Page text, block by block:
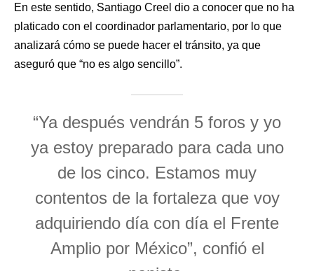
En este sentido, Santiago Creel dio a conocer que no ha
platicado con el coordinador parlamentario, por lo que
analizará cómo se puede hacer el tránsito, ya que
aseguró que “no es algo sencillo”.
“Ya después vendrán 5 foros y yo
ya estoy preparado para cada uno
de los cinco. Estamos muy
contentos de la fortaleza que voy
adquiriendo día con día el Frente
Amplio por México”, confió el